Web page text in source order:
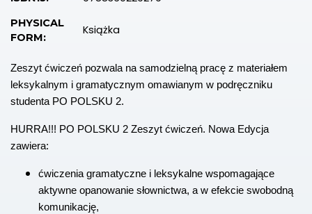
PHYSICAL
FORM:
Książka
Zeszyt ćwiczeń pozwala na samodzielną pracę z materiałem
leksykalnym i gramatycznym omawianym w podręczniku
studenta PO POLSKU 2.
HURRA!!! PO POLSKU 2 Zeszyt ćwiczeń. Nowa Edycja
zawiera:
ćwiczenia gramatyczne i leksykalne wspomagające
aktywne opanowanie słownictwa, a w efekcie swobodną
komunikację,